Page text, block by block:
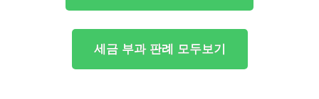
세금 부과 판례 모두보기